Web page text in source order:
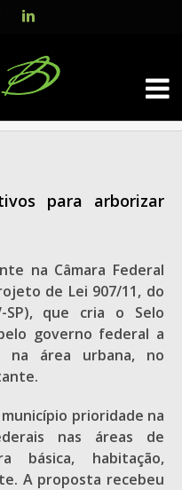
YouTubeLinkedIn
para arborizar
na Câmara Federal
de Lei 907/11, do
SP), que cria o Selo
governo federal a
na área urbana, no
prioridade na
nas áreas de
básica, habitação,
A proposta recebeu